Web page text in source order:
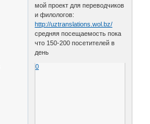
мой проект для переводчиков
и филологов:
http://uztranslations.wol.bz/
средняя посещаемость пока
что 150-200 посетителей в
день
0